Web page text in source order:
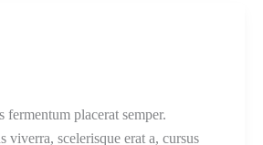
fermentum placerat semper.
viverra, scelerisque erat a, cursus